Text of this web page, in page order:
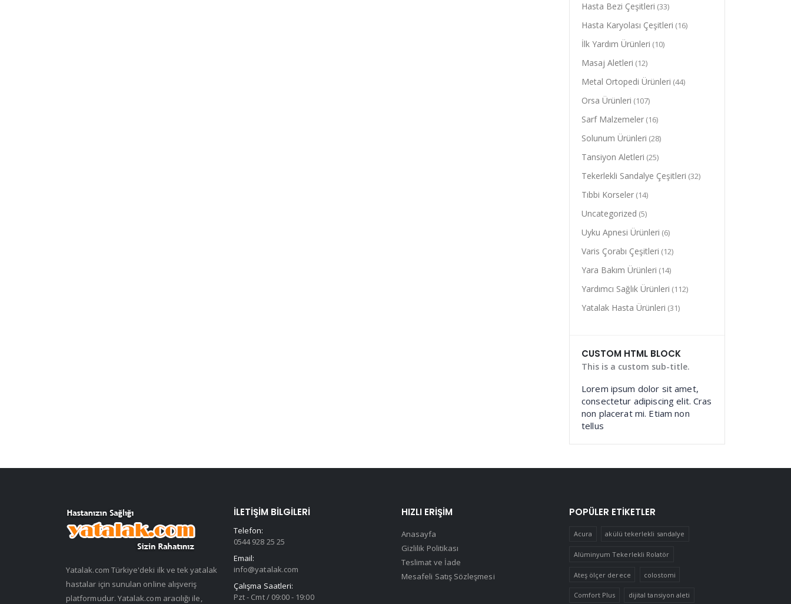
Hasta Bezi Çeşitleri (33)
Hasta Karyolası Çeşitleri (16)
İlk Yardım Ürünleri (10)
Masaj Aletleri (12)
Metal Ortopedi Ürünleri (44)
Orsa Ürünleri (107)
Sarf Malzemeler (16)
Solunum Ürünleri (28)
Tansiyon Aletleri (25)
Tekerlekli Sandalye Çeşitleri (32)
Tıbbi Korseler (14)
Uncategorized (5)
Uyku Apnesi Ürünleri (6)
Varis Çorabı Çeşitleri (12)
Yara Bakım Ürünleri (14)
Yardımcı Sağlık Ürünleri (112)
Yatalak Hasta Ürünleri (31)
CUSTOM HTML BLOCK
This is a custom sub-title.
Lorem ipsum dolor sit amet,
consectetur adipiscing elit. Cras
non placerat mi. Etiam non
tellus
Yatalak.com Türkiye'deki ilk ve tek yatalak
hastalar için sunulan online alışveriş
platformudur. Yatalak.com aracılığı ile,
İLETIŞIM BILGILERI
Telefon:
0544 928 25 25
Email:
info@yatalak.com
Çalışma Saatleri:
Pzt - Cmt / 09:00 - 19:00
HIZLI ERIŞIM
Anasayfa
Gizlilik Politikası
Teslimat ve İade
Mesafeli Satış Sözleşmesi
POPÜLER ETIKETLER
Acura akülü tekerlekli sandalye
Alüminyum Tekerlekli Rolatör
Ateş ölçer derece colostomi
Comfort Plus dijital tansiyon aleti